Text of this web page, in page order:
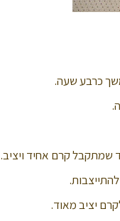
כרבע שעה.
שמתקבל קרם אחיד ויציב.
יציב מאוד.